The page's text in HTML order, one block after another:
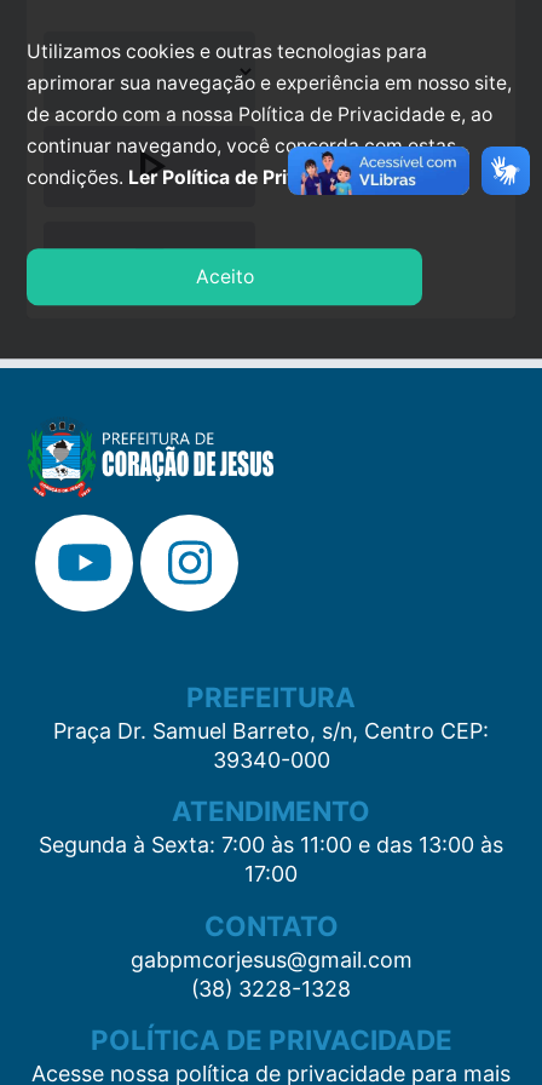
play_arrow
stop
PREFEITURA
Praça Dr. Samuel Barreto, s/n, Centro CEP:
39340-000
ATENDIMENTO
Segunda à Sexta: 7:00 às 11:00 e das 13:00 às
17:00
CONTATO
gabpmcorjesus@gmail.com
(38) 3228-1328
POLÍTICA DE PRIVACIDADE
Acesse nossa política de privacidade para mais
Utilizamos cookies e outras tecnologias para
aprimorar sua navegação e experiência em nosso site,
de acordo com a nossa Política de Privacidade e, ao
continuar navegando, você concorda com estas
condições. Ler Política de Privacidade.
Aceito